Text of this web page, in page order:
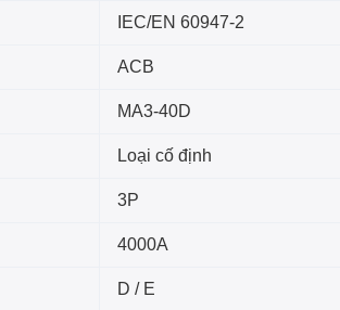
IEC/EN 60947-2
ACB
MA3-40D
Loại cố định
3P
4000A
D / E